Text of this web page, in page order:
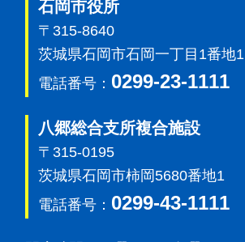
石岡市役所
〒315-8640
茨城県石岡市石岡一丁目1番地1
電話番号： 0299-23-1111
八郷総合支所複合施設
〒315-0195
茨城県石岡市柿岡5680番地1
電話番号： 0299-43-1111